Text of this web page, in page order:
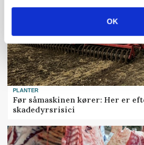
OK
PLANTER
Før såmaskinen kører: Her er
skadedyrsrisici